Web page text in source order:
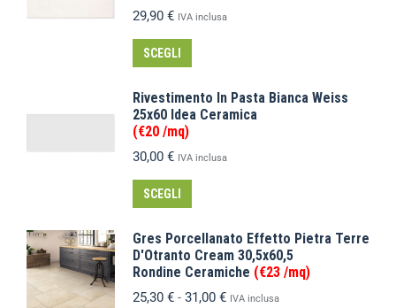
29,90 € IVA inclusa
SCEGLI
Rivestimento In Pasta Bianca Weiss
25x60 Idea Ceramica
(€20 /mq)
30,00 € IVA inclusa
SCEGLI
Gres Porcellanato Effetto Pietra Terre
D'Otranto Cream 30,5x60,5
Rondine Ceramiche (€23 /mq)
25,30 € - 31,00 € IVA inclusa